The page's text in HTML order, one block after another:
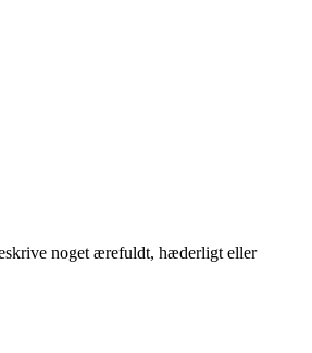
noget ærefuldt, hæderligt eller